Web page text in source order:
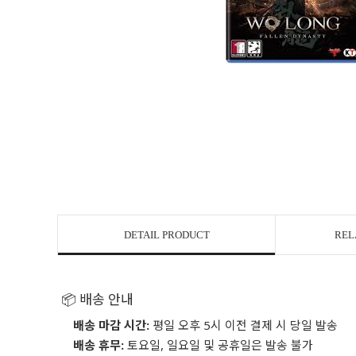
DETAIL PRODUCT
📦 배송 안내
배송 마감 시간: 평일 오후 5시 이전 결제 시 당일 발송
배송 휴무: 토요일, 일요일 및 공휴일은 발송 불가